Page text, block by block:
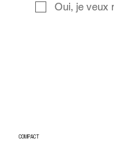
Oui, je veux
COMPACT